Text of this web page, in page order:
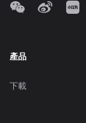
產品
下載